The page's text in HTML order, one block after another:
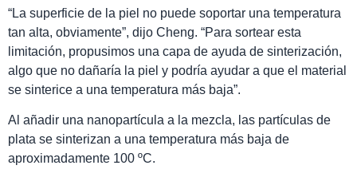
“La superficie de la piel no puede soportar una temperatura
tan alta, obviamente”, dijo Cheng. “Para sortear esta
limitación, propusimos una capa de ayuda de sinterización,
algo que no dañaría la piel y podría ayudar a que el material
se sinterice a una temperatura más baja”.
Al añadir una nanopartícula a la mezcla, las partículas de
plata se sinterizan a una temperatura más baja de
aproximadamente 100 ºC.